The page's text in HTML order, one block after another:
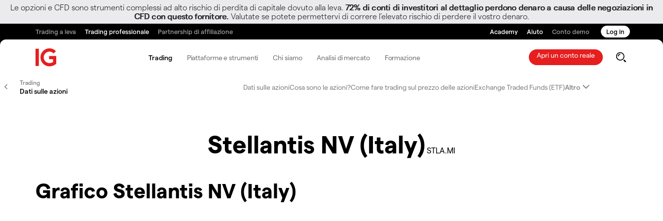
Le opzioni e CFD sono strumenti complessi ad alto rischio di perdita di capitale dovuto alla leva. 72% di conti di investitori al dettaglio perdono denaro a causa delle negoziazioni in
CFD con questo fornitore. Valutate se potete permettervi di correre l’elevato rischio di perdere il vostro denaro.
Trading a leva Trading professionale Partnership di affiliazione Academy Aiuto Conto demo Log in
Trading Piattaforme e strumenti Chi siamo Analisi di mercato Formazione Apri un conto reale
Trading
Dati sulle azioni Dati sulle azioniCosa sono le azioni?Come fare trading sul prezzo delle azioniExchange Traded Funds (ETF)Altro
Stellantis NV (Italy) STLA.MI
Grafico Stellantis NV (Italy)